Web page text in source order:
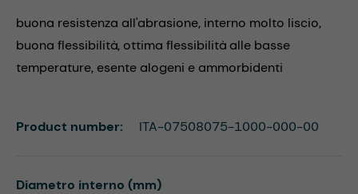
buona resistenza all'abrasione, interno molto liscio,
buona flessibilità, ottima flessibilità alle basse
temperature, esente alogeni e ammorbidenti
Select
Diametro interno (mm)
Product number: ITA-07508075-1000-000-00